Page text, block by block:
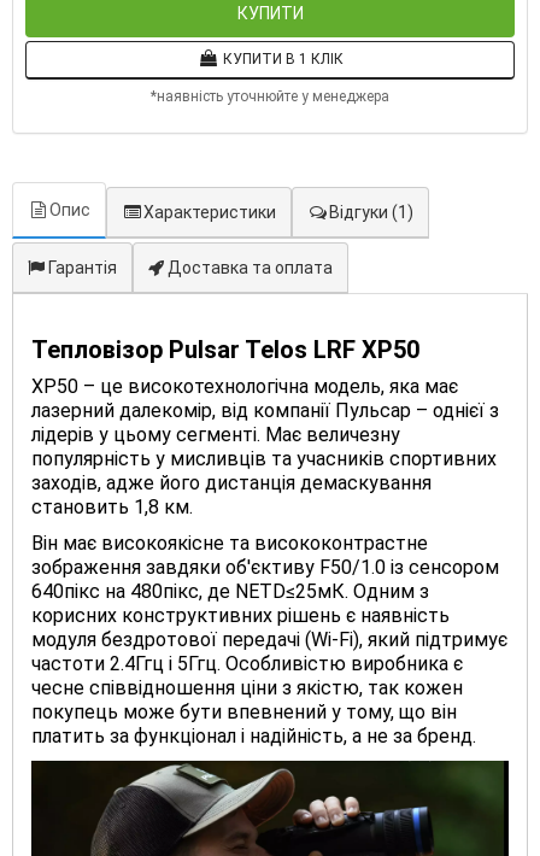
КУПИТИ
КУПИТИ В 1 КЛІК
*наявність уточнюйте у менеджера
Опис Характеристики Відгуки (1)
Гарантія Доставка та оплата
Тепловізор Pulsar Telos LRF XP50
XP50 – це високотехнологічна модель, яка має
лазерний далекомір, від компанії Пульсар – однієї з
лідерів у цьому сегменті. Має величезну
популярність у мисливців та учасників спортивних
заходів, адже його дистанція демаскування
становить 1,8 км.
Він має високоякісне та висококонтрастне
зображення завдяки об'єктиву F50/1.0 із сенсором
640пікс на 480пікс, де NETD≤25мК. Одним з
корисних конструктивних рішень є наявність
модуля бездротової передачі (Wi-Fi), який підтримує
частоти 2.4Ггц і 5Ггц. Особливістю виробника є
чесне співвідношення ціни з якістю, так кожен
покупець може бути впевнений у тому, що він
платить за функціонал і надійність, а не за бренд.